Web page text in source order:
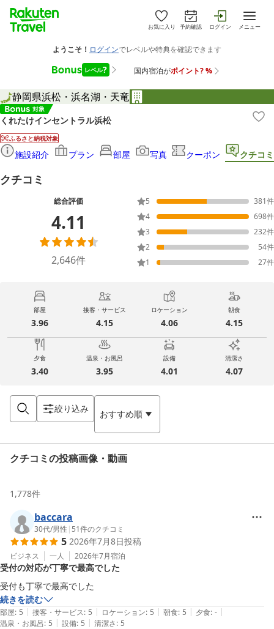
お気に入り 予約確認 ログイン メニュー
静岡県浜松・浜名湖・天竜
くれたけインセントラル浜松
ふるさと納税対象
施設紹介 プラン 部屋 写真 クーポン クチコミ
クチコミ
総合評価
4.11
2,646件
5 381件
4
698件
3
232件
2
54件
1
27件
部屋
3.96
接客・サービス
4.15
ロケーション
4.06
朝食
4.15
夕食
3.40
温泉・お風呂
3.95
設備
4.01
清潔さ
4.07
絞り込み おすすめ順
クチコミの投稿画像・動画
1,778件
baccara
30代/男性 | 51件のクチコミ
5 2026年7月8日投稿
ビジネス 一人 2026年7月宿泊
受付の対応が丁寧で最高でした
受付も丁寧で最高でした
続きを読む
部屋: 5 | 接客・サービス: 5 | ロケーション: 5 | 朝食: 5 | 夕食: - |
温泉・お風呂: 5 | 設備: 5 | 清潔さ: 5